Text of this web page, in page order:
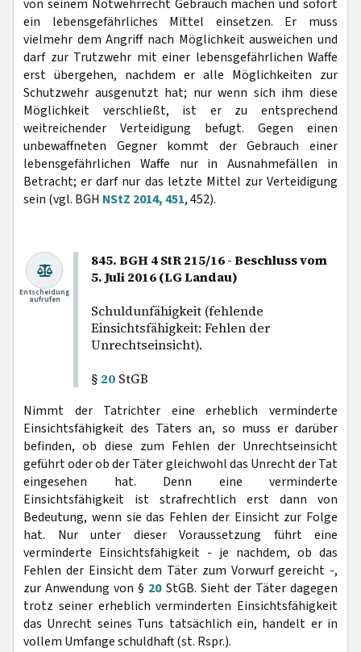
von seinem Notwehrrecht Gebrauch machen und sofort
ein lebensgefährliches Mittel einsetzen. Er muss
vielmehr dem Angriff nach Möglichkeit ausweichen und
darf zur Trutzwehr mit einer lebensgefährlichen Waffe
erst übergehen, nachdem er alle Möglichkeiten zur
Schutzwehr ausgenutzt hat; nur wenn sich ihm diese
Möglichkeit verschließt, ist er zu entsprechend
weitreichender Verteidigung befugt. Gegen einen
unbewaffneten Gegner kommt der Gebrauch einer
lebensgefährlichen Waffe nur in Ausnahmefällen in
Betracht; er darf nur das letzte Mittel zur Verteidigung
sein (vgl. BGH NStZ 2014, 451, 452).
845. BGH 4 StR 215/16 - Beschluss vom
5. Juli 2016 (LG Landau)
Schuldunfähigkeit (fehlende
Einsichtsfähigkeit: Fehlen der
Unrechtseinsicht).
§ 20 StGB
Entscheidung
aufrufen
Nimmt der Tatrichter eine erheblich verminderte
Einsichtsfähigkeit des Täters an, so muss er darüber
befinden, ob diese zum Fehlen der Unrechtseinsicht
geführt oder ob der Täter gleichwohl das Unrecht der Tat
eingesehen hat. Denn eine verminderte
Einsichtsfähigkeit ist strafrechtlich erst dann von
Bedeutung, wenn sie das Fehlen der Einsicht zur Folge
hat. Nur unter dieser Voraussetzung führt eine
verminderte Einsichtsfähigkeit - je nachdem, ob das
Fehlen der Einsicht dem Täter zum Vorwurf gereicht -,
zur Anwendung von § 20StGB. Sieht der Täter dagegen
trotz seiner erheblich verminderten Einsichtsfähigkeit
das Unrecht seines Tuns tatsächlich ein, handelt er in
vollem Umfange schuldhaft (st. Rspr.).